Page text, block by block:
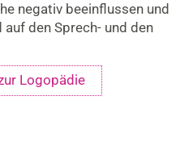
negativ beeinflussen und
den Sprech- und den
Logopädie